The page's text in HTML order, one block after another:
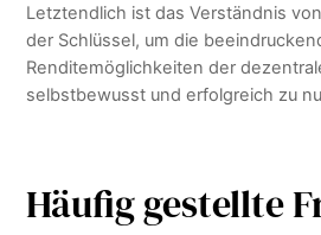
Letztendlich ist das Verständnis
der Schlüssel, um die
Renditemöglichkeiten der
selbstbewusst und erfolgreich zu
Häufig gestellte